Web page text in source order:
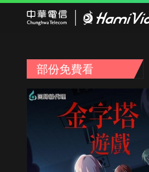
部份免費看